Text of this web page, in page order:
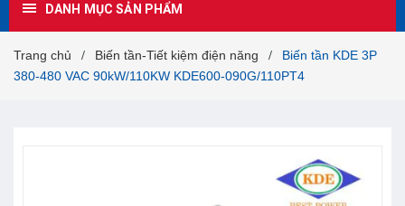
DANH MỤC SẢN PHẨM
Trang chủ / Biến tần-Tiết kiệm điện năng /
Biến tần KDE 3P
380-480 VAC 90kW/110KW KDE600-090G/110PT4